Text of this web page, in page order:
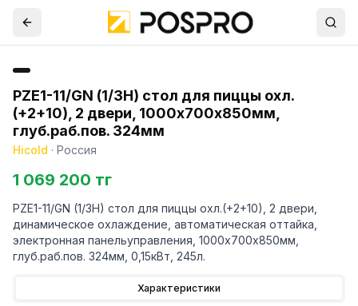
PZE1-11/GN (1/3H) стол для пиццы охл.
(+2+10), 2 двери, 1000х700х850мм,
глуб.раб.пов. 324мм
Hicold · Россия
1 069 200 тг
PZE1-11/GN (1/3H) стол для пиццы охл.(+2+10), 2 двери,
динамическое охлаждение, автоматическая оттайка,
электронная панельуправления, 1000х700х850мм,
глуб.раб.пов. 324мм, 0,15кВт, 245л.
Характеристики